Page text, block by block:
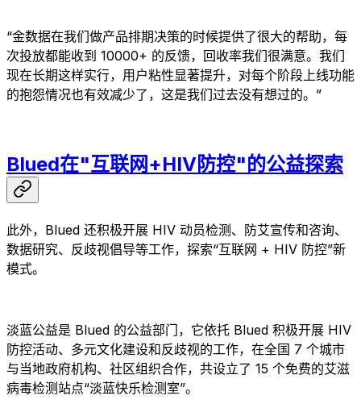
“金数据在我们做产品排期决策的时候提供了很大的帮助，每
次投放都能收到 10000+ 的反馈，回收率我们很满意。我们
现在长期这样实行，用户粘性显著提升，对每个阶段上线功能
的抱怨情况也有效减少了，这是我们过去没有想过的。”
Blued在"互联网+HIV防控"的公益探索
此外，Blued 还积极开展 HIV 动员检测、防艾宣传和咨询、
数据研究、反歧视倡导等工作，探索“互联网 + HIV 防控”新
模式。
淡蓝公益是 Blued 的公益部门，它依托 Blued 积极开展 HIV
防控活动、多元文化建设和反歧视的工作，在全国 7 个城市
与当地政府机构、社区组织合作，共设立了 15 个免费的艾滋
病毒检测站点“淡蓝快乐检测室”。